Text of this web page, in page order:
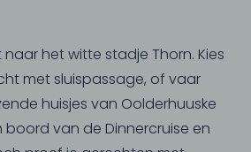
het witte stadje Thorn. Kies
met sluispassage, of vaar
huisjes van Oolderhuuske
boord van de Dinnercruise en